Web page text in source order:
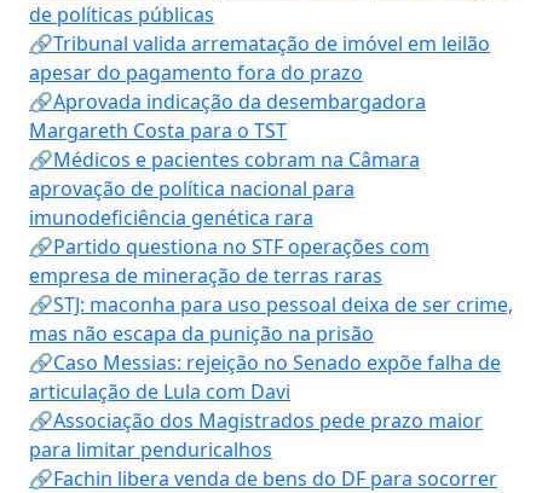
de políticas públicas
🔗Tribunal valida arrematação de imóvel em leilão
apesar do pagamento fora do prazo
🔗Aprovada indicação da desembargadora
Margareth Costa para o TST
🔗Médicos e pacientes cobram na Câmara
aprovação de política nacional para
imunodeficiência genética rara
🔗Partido questiona no STF operações com
empresa de mineração de terras raras
🔗STJ: maconha para uso pessoal deixa de ser crime,
mas não escapa da punição na prisão
🔗Caso Messias: rejeição no Senado expõe falha de
articulação de Lula com Davi
🔗Associação dos Magistrados pede prazo maior
para limitar penduricalhos
🔗Fachin libera venda de bens do DF para socorrer